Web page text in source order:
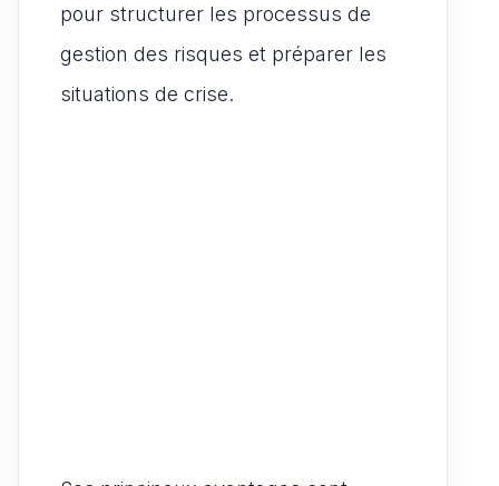
pour structurer les processus de
gestion des risques et préparer les
situations de crise.